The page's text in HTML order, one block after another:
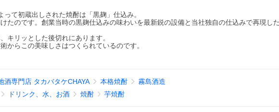
て初蔵出しされた焼酎は「黒麹」仕込み。
たのです。創業当時の黒麹仕込みの味わいを最新鋭の設備と当社独自の仕込みで再現し
キリッとした後切れにあります。
からこの美味しさはつくられているのです。
酒専門店 タカバタケCHAYA 本格焼酎
霧島酒造
ドリンク、水、お酒 焼酎 芋焼酎